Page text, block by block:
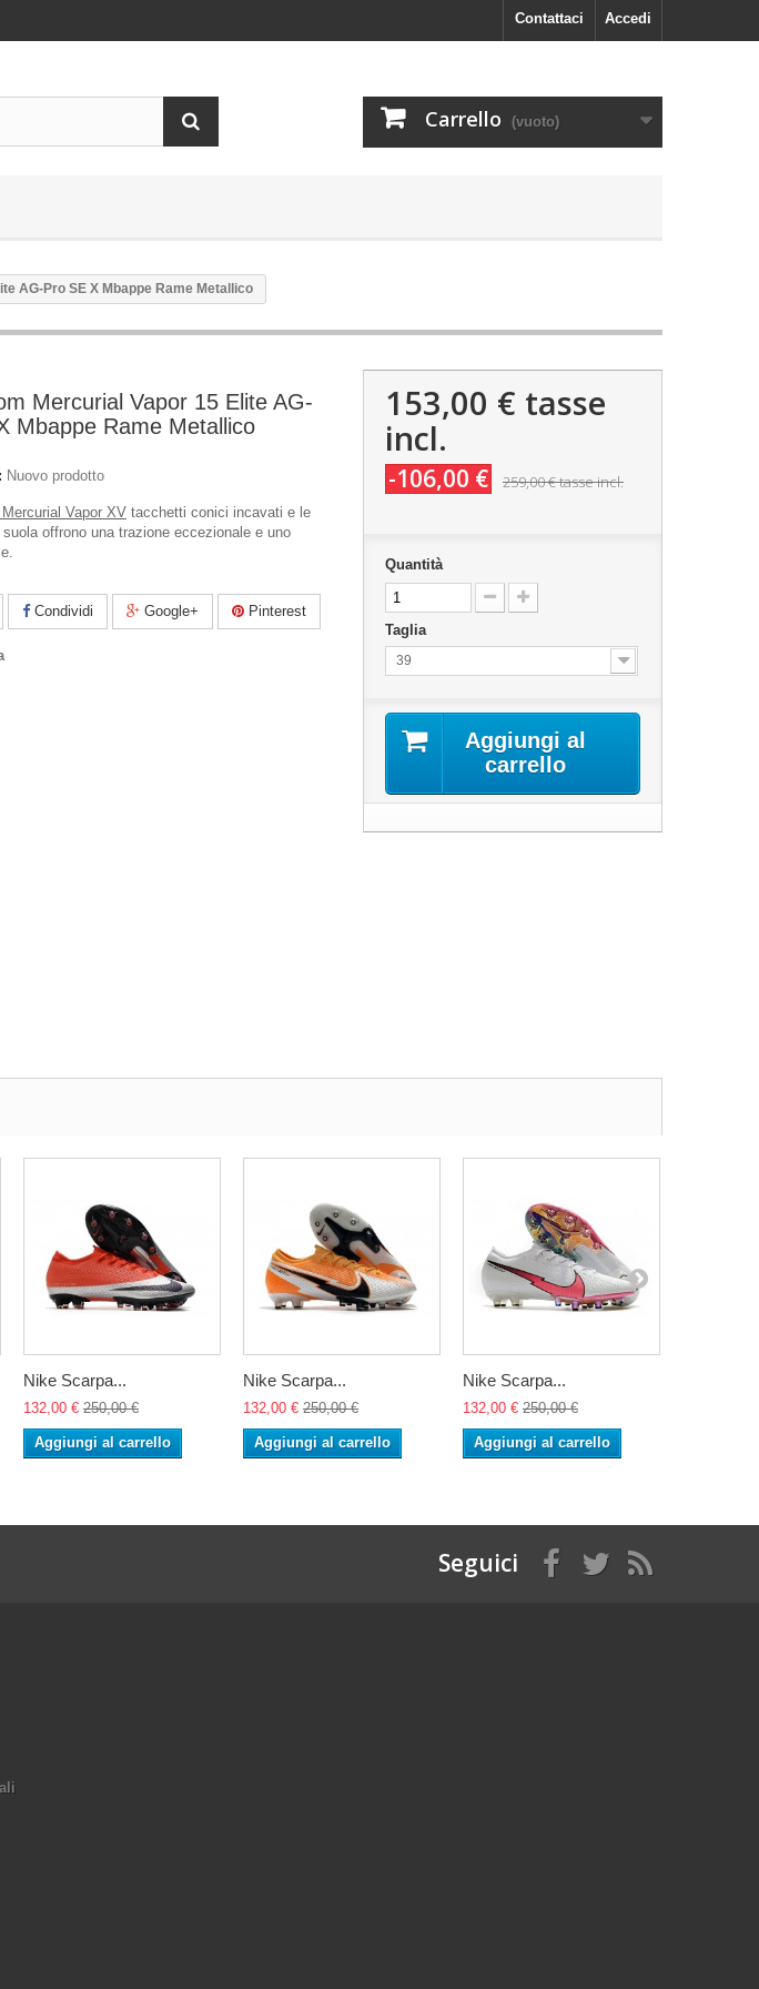
Accedi
Contattaci
Carrello (vuoto)
AG-Pro SE X Mbappe Rame Metallico
Mercurial Vapor 15 Elite AG-
Mbappe Rame Metallico
Nuovo prodotto
Vapor XV tacchetti conici incavati e le
suola offrono una trazione eccezionale e uno
Condividi Google+ Pinterest
153,00 € tasse
incl.
-106,00 € 259,00 €tasse incl.
Quantità
Taglia
39
Aggiungi al
carrello
Nike Scarpa...
132,00 € 250,00 €
Aggiungi al carrello
Nike Scarpa...
132,00 € 250,00 €
Aggiungi al carrello
Nike Scarpa...
132,00 € 250,00 €
Aggiungi al carrello
Seguici